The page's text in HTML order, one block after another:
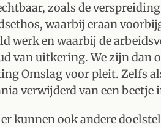
zoals de
waarbij eraan
werk en waarbij de
van uitkering. We zijn dan
Omslag voor pleit. Zelfs
verwijderd van een
kunnen ook andere